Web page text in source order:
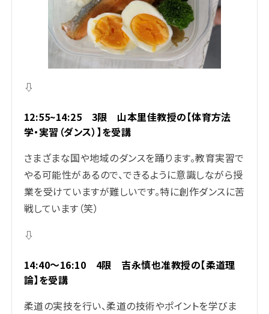
⇩
12:55~14:25 3限 山本里佳教授の【体育方法
学・実習（ダンス）】を受講
さまざまな国や地域のダンスを踊ります。教育実習で
やる可能性があるので、できるように意識しながら授
業を受けていますが難しいです。特に創作ダンスに苦
戦しています（笑）
⇩
14:40～16:10 4限 吉永慎也准教授の【柔道理
論】を受講
柔道の実技を行い、柔道の技術やポイントを学びま